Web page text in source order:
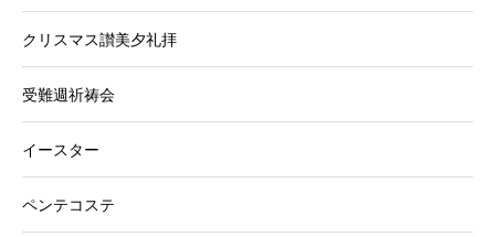
クリスマス讃美夕礼拝
受難週祈祷会
イースター
ペンテコステ